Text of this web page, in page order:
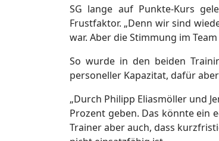
SG lange auf Punkte-Kurs
Frustfaktor. „Denn wir sind
war. Aber die Stimmung im
So wurde in den beiden
personeller Kapazitat, dafür
„Durch Philipp Eliasmöller und
Prozent geben. Das könnte ein
Trainer aber auch, dass